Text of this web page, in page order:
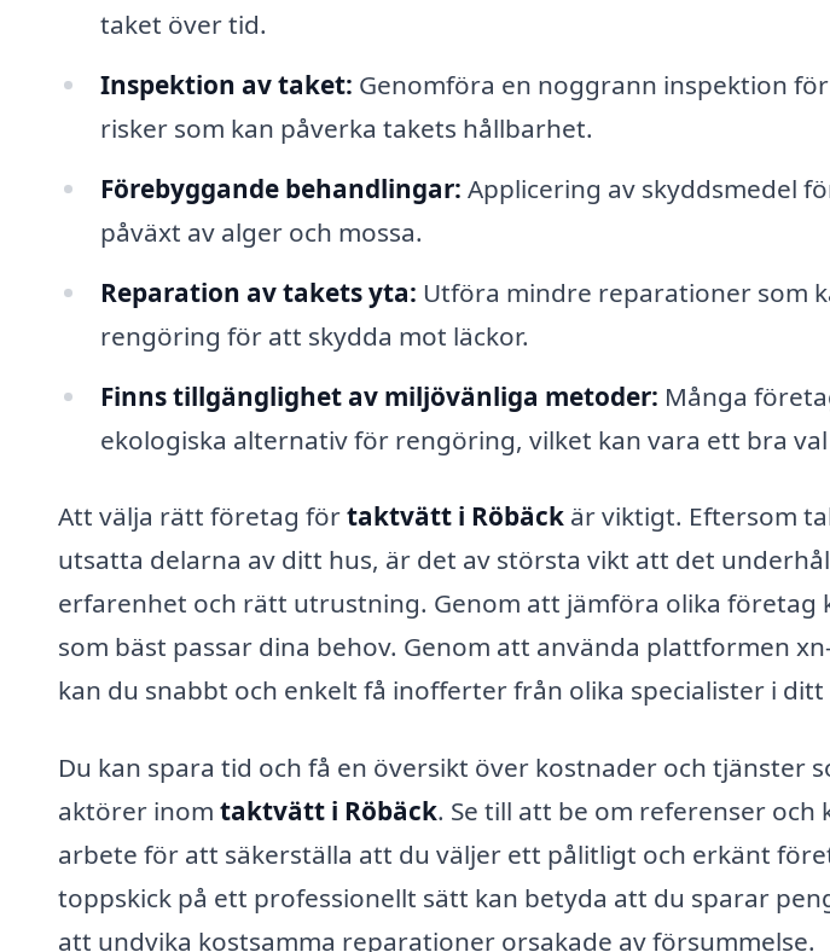
taket över tid.
Inspektion av taket: Genomföra en noggrann inspektion
risker som kan påverka takets hållbarhet.
Förebyggande behandlingar: Applicering av skyddsmedel
påväxt av alger och mossa.
Reparation av takets yta: Utföra mindre reparationer som
rengöring för att skydda mot läckor.
Finns tillgänglighet av miljövänliga metoder: Många
ekologiska alternativ för rengöring, vilket kan vara ett bra
Att välja rätt företag förtaktvätt i Röbäck är viktigt. Eftersom
utsatta delarna av ditt hus, är det av största vikt att det
erfarenhet och rätt utrustning. Genom att jämföra olika företag
som bäst passar dina behov. Genom att använda plattformen
kan du snabbt och enkelt få inofferter från olika specialister i
Du kan spara tid och få en översikt över kostnader och tjänster
aktörer inom taktvätt i Röbäck. Se till att be om referenser
arbete för att säkerställa att du väljer ett pålitligt och erkänt
toppskick på ett professionellt sätt kan betyda att du sparar
att undvika kostsamma reparationer orsakade av försummelse.